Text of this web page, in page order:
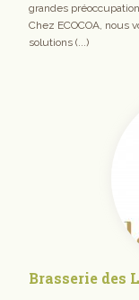
grandes
Chez ECOCOA, nous
solutions (...)
Brasserie des